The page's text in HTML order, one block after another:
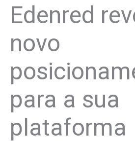
Edenred
novo
para a sua
plataforma